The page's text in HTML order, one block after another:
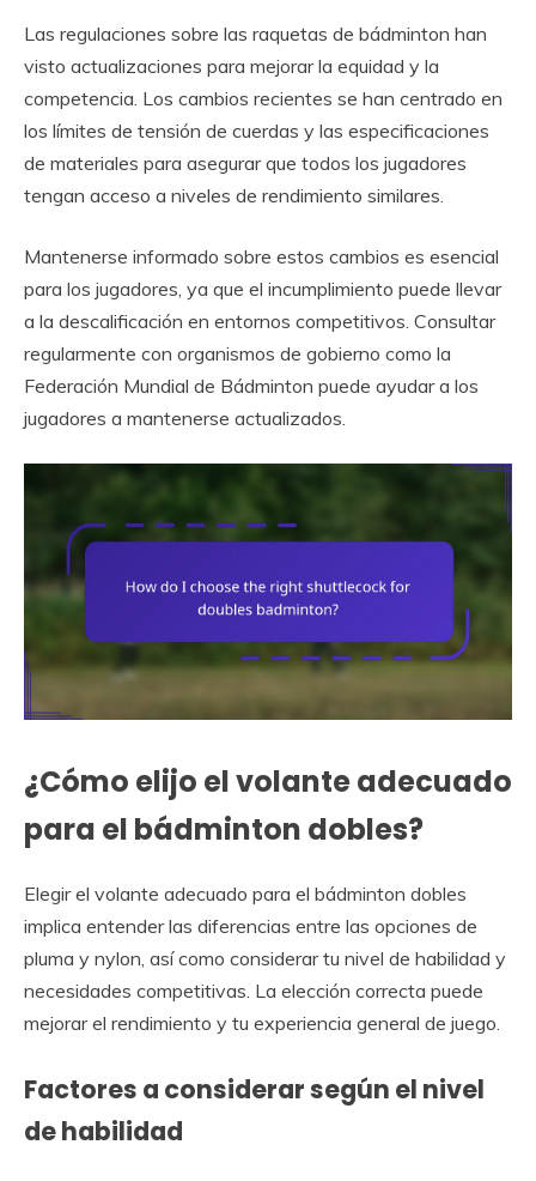
Las regulaciones sobre las raquetas de bádminton han
visto actualizaciones para mejorar la equidad y la
competencia. Los cambios recientes se han centrado en
los límites de tensión de cuerdas y las especificaciones
de materiales para asegurar que todos los jugadores
tengan acceso a niveles de rendimiento similares.
Mantenerse informado sobre estos cambios es esencial
para los jugadores, ya que el incumplimiento puede llevar
a la descalificación en entornos competitivos. Consultar
regularmente con organismos de gobierno como la
Federación Mundial de Bádminton puede ayudar a los
jugadores a mantenerse actualizados.
¿Cómo elijo el volante adecuado
para el bádminton dobles?
Elegir el volante adecuado para el bádminton dobles
implica entender las diferencias entre las opciones de
pluma y nylon, así como considerar tu nivel de habilidad y
necesidades competitivas. La elección correcta puede
mejorar el rendimiento y tu experiencia general de juego.
Factores a considerar según el nivel
de habilidad